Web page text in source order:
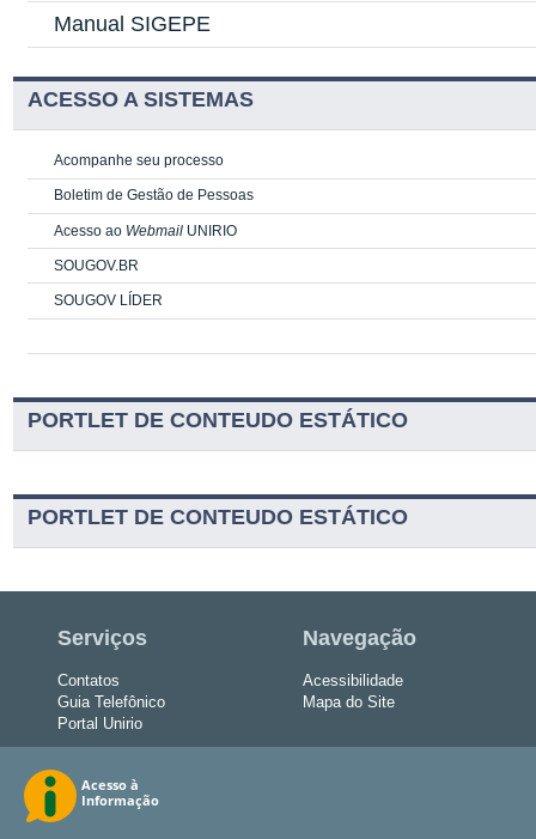
Manual SIGEPE
ACESSO A SISTEMAS
Acompanhe seu processo
Boletim de Gestão de Pessoas
Acesso ao Webmail UNIRIO
SOUGOV.BR
SOUGOV LÍDER
PORTLET DE CONTEUDO ESTÁTICO
PORTLET DE CONTEUDO ESTÁTICO
Serviços
Contatos
Guia Telefônico
Portal Unirio
Navegação
Acessibilidade
Mapa do Site